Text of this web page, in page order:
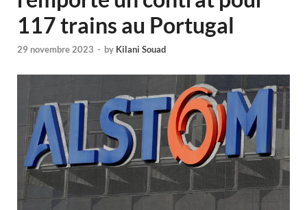
117 trains au Portugal
29 novembre 2023 - by Kilani Souad